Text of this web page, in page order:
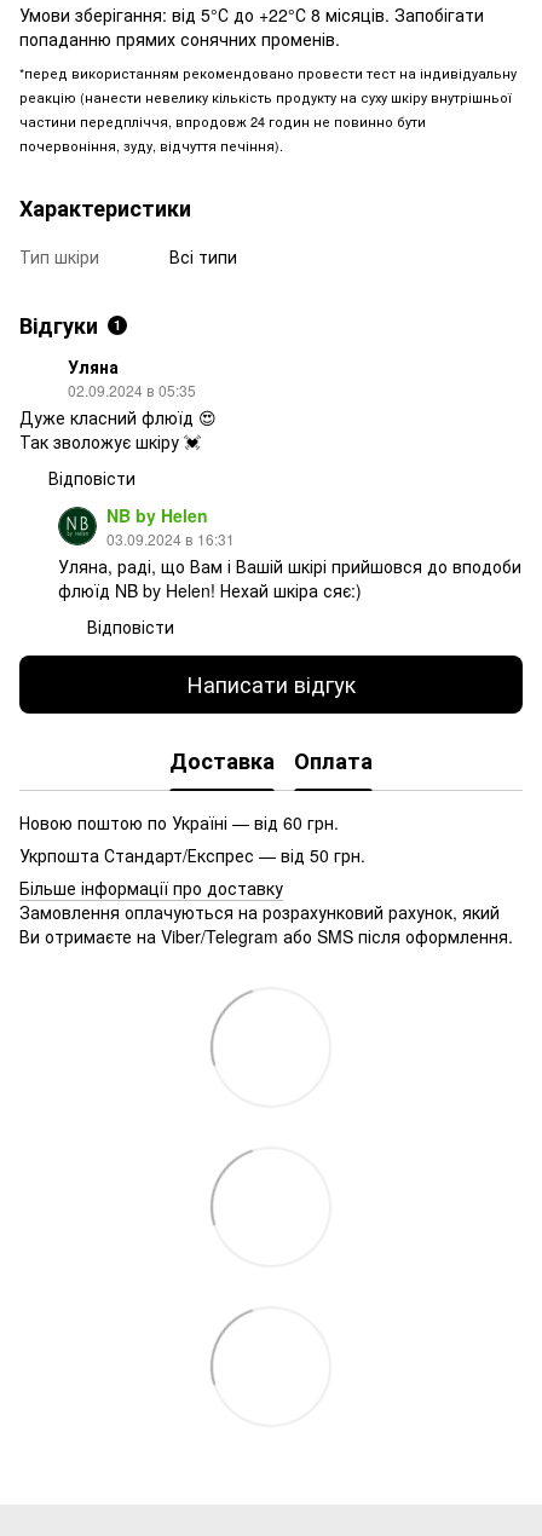
Умови зберігання: від 5°С до +22°С 8 місяців. Запобігати
попаданню прямих сонячних променів.
*перед використанням рекомендовано провести тест на індивідуальну
реакцію (нанести невелику кількість продукту на суху шкіру внутрішньої
частини передпліччя, впродовж 24 годин не повинно бути
почервоніння, зуду, відчуття печіння).
Характеристики
Тип шкіри Всі типи
Відгуки 1
Уляна
02.09.2024 в 05:35
Дуже класний флюїд 😍
Так зволожує шкіру 💓
Відповісти
NB by Helen
03.09.2024 в 16:31
Уляна, раді, що Вам і Вашій шкірі прийшовся до вподоби
флюїд NB by Helen! Нехай шкіра сяє:)
Відповісти
Написати відгук
Доставка Оплата
Новою поштою по Україні — від 60 грн.
Укрпошта Стандарт/Експрес — від 50 грн.
Більше інформації про доставку
Замовлення оплачуються на розрахунковий рахунок, який
Ви отримаєте на Viber/Telegram або SMS після оформлення.